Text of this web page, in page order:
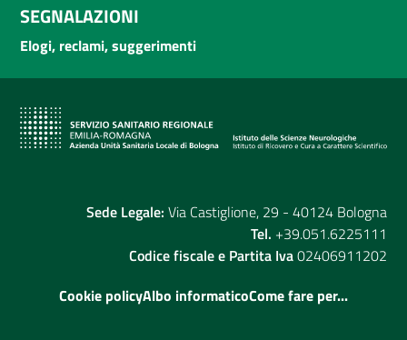
SEGNALAZIONI
Elogi, reclami, suggerimenti
Sede Legale: Via Castiglione, 29 - 40124 Bologna
Tel. +39.051.6225111
Codice fiscale e Partita Iva02406911202
Cookie policyAlbo informaticoCome fare per...